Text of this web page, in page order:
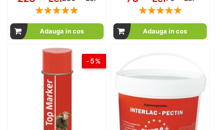
specialRating:
Adauga in cos
specialRating:
Adauga in cos
-5%